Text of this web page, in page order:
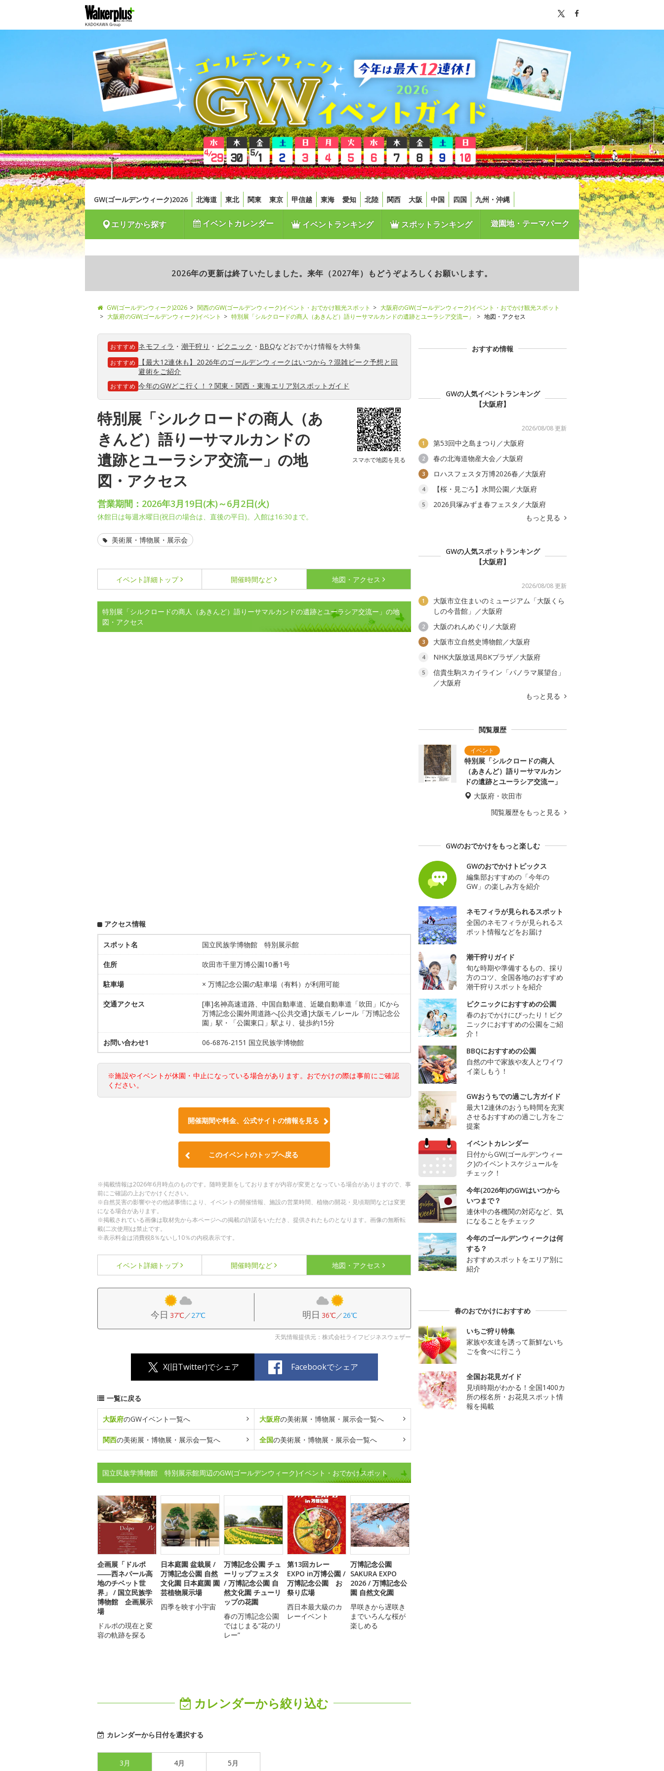
GW(ゴールデンウィーク)2026 北海道 東北 関東 東京 甲信越 東海 愛知 北陸 関西 大阪 中国 四国 九州・沖縄
エリアから探す イベントカレンダー イベントランキング スポットランキング 遊園地・テーマパーク
2026年の更新は終了いたしました。来年（2027年）もどうぞよろしくお願いします。
GW(ゴールデンウィーク)2026 関西のGW(ゴールデンウィーク)イベント・おでかけ観光スポット
大阪府のGW(ゴールデンウィーク)イベント・おでかけ観光スポット
大阪府のGW(ゴールデンウィーク)イベント
特別展「シルクロードの商人（あきんど）語りーサマルカンドの遺跡とユーラシア交流ー」 地図・アクセス
おすすめ ネモフィラ ・ 潮干狩り ・ ピクニック ・ BBQなどおでかけ情報を大特集
おすすめ
【最大12連休も】2026年のゴールデンウィークはいつから？混雑ピーク予想と回
避術をご紹介
おすすめ 今年のGWどこ行く！？関東・関西・東海エリア別スポットガイド
特別展「シルクロードの商人（あ
きんど）語りーサマルカンドの
遺跡とユーラシア交流ー」の地
図・アクセス
スマホで地図を見る
営業期間：2026年3月19日(木)～6月2日(火)
休館日は毎週水曜日(祝日の場合は、直後の平日)。入館は16:30まで。
美術展・博物展・展示会
イベント詳細 トップ 開催時間など 地図・アクセス
特別展「シルクロードの商人（あきんど）語りーサマルカンドの遺跡とユーラシア交流ー」の地
図・アクセス
アクセス情報
スポット名 国立民族学博物館 特別展示館
住所 吹田市千里万博公園10番1号
駐車場 × 万博記念公園の駐車場（有料）が利用可能
交通アクセス
[車]名神高速道路、中国自動車道、近畿自動車道「吹田」ICから
万博記念公園外周道路へ[公共交通]大阪モノレール「万博記念公
園」駅・「公園東口」駅より、徒歩約15分
お問い合わせ1 06-6876-2151 国立民族学博物館
※施設やイベントが休園・中止になっている場合があります。おでかけの際は事前にご確認
ください。
開催期間や料金、公式サイトの情報を見る
このイベントのトップへ戻る
※掲載情報は2026年6月時点のものです。随時更新をしておりますが内容が変更となっている場合がありますので、事
前にご確認の上おでかけください。
※自然災害の影響やその他諸事情により、イベントの開催情報、施設の営業時間、植物の開花・見頃期間などは変更
になる場合があります。
※掲載されている画像は取材先から本ページへの掲載の許諾をいただき、提供されたものとなります。画像の無断転
載(二次使用)は禁止です。
※表示料金は消費税8％ないし10％の内税表示です。
イベント詳細 トップ 開催時間など 地図・アクセス
今日 37℃／27℃ 明日 36℃／26℃
天気情報提供元：株式会社ライフビジネスウェザー
X(旧Twitter)でシェア Facebookでシェア
一覧に戻る
大阪府のGWイベント一覧へ 大阪府の美術展・博物展・展示会一覧へ
関西の美術展・博物展・展示会一覧へ 全国の美術展・博物展・展示会一覧へ
国立民族学博物館 特別展示館周辺のGW(ゴールデンウィーク)イベント・おでかけスポット
企画展「ドルポ
――西ネパール高
地のチベット世
界」 / 国立民族学
博物館 企画展示
場
ドルポの現在と変
容の軌跡を探る
日本庭園 盆栽展 /
万博記念公園 自然
文化園 日本庭園 園
芸植物展示場
四季を映す小宇宙
万博記念公園 チュ
ーリップフェスタ
/ 万博記念公園 自
然文化園 チューリ
ップの花園
春の万博記念公園
ではじまる“花のリ
レー”
第13回カレー
EXPO in万博公園 /
万博記念公園 お
祭り広場
西日本最大級のカ
レーイベント
万博記念公園
SAKURA EXPO
2026 / 万博記念公
園 自然文化園
早咲きから遅咲き
までいろんな桜が
楽しめる
カレンダーから絞り込む
カレンダーから日付を選択する
3月 4月 5月
おすすめ情報
GWの人気イベントランキング
【大阪府】
2026/08/08 更新
1 第53回中之島まつり／大阪府
2 春の北海道物産大会／大阪府
3 ロハスフェスタ万博2026春／大阪府
4 【桜・見ごろ】水間公園／大阪府
5
2026貝塚みずま春フェスタ／大阪府
もっと見る
GWの人気スポットランキング
【大阪府】
2026/08/08 更新
1
大阪市立住まいのミュージアム「大阪くら
しの今昔館」／大阪府
2 大阪のれんめぐり／大阪府
3 大阪市立自然史博物館／大阪府
4 NHK大阪放送局BKプラザ／大阪府
5
信貴生駒スカイライン「パノラマ展望台」
／大阪府
もっと見る
閲覧履歴
特別展「シルクロードの商人
（あきんど）語りーサマルカン
ドの遺跡とユーラシア交流ー」
大阪府・吹田市
閲覧履歴をもっと見る
GWのおでかけをもっと楽しむ
GWのおでかけトピックス
編集部おすすめの「今年の
GW」の楽しみ方を紹介
ネモフィラが見られるスポット
全国のネモフィラが見られるス
ポット情報などをお届け
潮干狩りガイド
旬な時期や準備するもの、採り
方のコツ、全国各地のおすすめ
潮干狩りスポットを紹介
ピクニックにおすすめの公園
春のおでかけにぴったり！ピク
ニックにおすすめの公園をご紹
介！
BBQにおすすめの公園
自然の中で家族や友人とワイワ
イ楽しもう！
GWおうちでの過ごし方ガイド
最大12連休のおうち時間を充実
させるおすすめの過ごし方をご
提案
イベントカレンダー
日付からGW(ゴールデンウィー
ク)のイベントスケジュールを
チェック！
今年(2026年)のGWはいつから
いつまで？
連休中の各機関の対応など、気
になることをチェック
今年のゴールデンウィークは何
する？
おすすめスポットをエリア別に
紹介
春のおでかけにおすすめ
いちご狩り特集
家族や友達を誘って新鮮ないち
ごを食べに行こう
全国お花見ガイド
見頃時期がわかる！全国1400カ
所の桜名所・お花見スポット情
報を掲載